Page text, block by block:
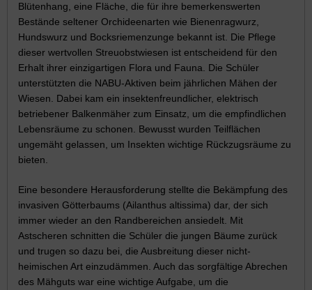
Blütenhang, eine Fläche, die für ihre bemerkenswerten
Bestände seltener Orchideenarten wie Bienenragwurz,
Hundswurz und Bocksriemenzunge bekannt ist. Die Pflege
dieser wertvollen Streuobstwiesen ist entscheidend für den
Erhalt ihrer einzigartigen Flora und Fauna. Die Schüler
unterstützten die NABU-Aktiven beim jährlichen Mähen der
Wiesen. Dabei kam ein insektenfreundlicher, elektrisch
betriebener Balkenmäher zum Einsatz, um die empfindlichen
Lebensräume zu schonen. Bewusst wurden Teilflächen
ungemäht gelassen, um Insekten wichtige Rückzugsräume zu
bieten.
Eine besondere Herausforderung stellte die Bekämpfung des
invasiven Götterbaums (Ailanthus altissima) dar, der sich
immer wieder an den Randbereichen ansiedelt. Mit
Astscheren schnitten die Schüler die jungen Bäume zurück
und trugen so dazu bei, die Ausbreitung dieser nicht-
heimischen Art einzudämmen. Auch das sorgfältige Abrechen
des Mähguts war eine wichtige Aufgabe, um die